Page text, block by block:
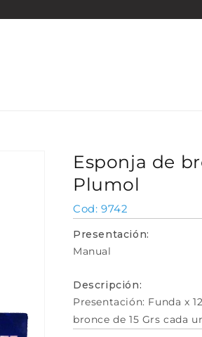
Esponja de
Plumol
SKU:
9742
Presentación:
Manual
Descripción:
Presentación: Funda x
bronce de 15 Grs cada